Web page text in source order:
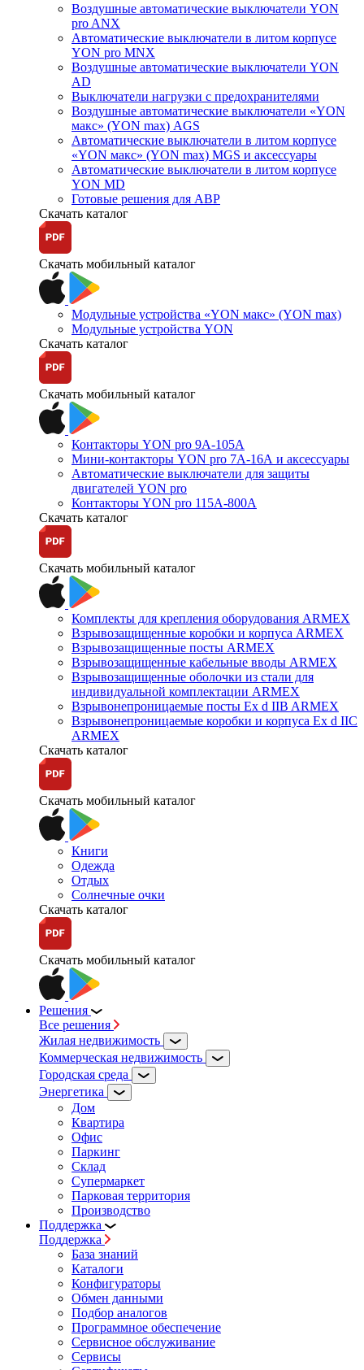
Воздушные автоматические выключатели YON
pro ANX
Автоматические выключатели в литом корпусе
YON pro MNX
Воздушные автоматические выключатели YON
AD
Выключатели нагрузки с предохранителями
Воздушные автоматические выключатели «YON
макс» (YON max) AGS
Автоматические выключатели в литом корпусе
«YON макс» (YON max) MGS и аксессуары
Автоматические выключатели в литом корпусе
YON MD
Готовые решения для АВР
Скачать каталог
Скачать мобильный каталог
Модульные устройства «YON макс» (YON max)
Модульные устройства YON
Скачать каталог
Скачать мобильный каталог
Контакторы YON pro 9А-105А
Мини-контакторы YON pro 7А-16А и аксессуары
Автоматические выключатели для защиты
двигателей YON pro
Контакторы YON pro 115А-800А
Скачать каталог
Скачать мобильный каталог
Комплекты для крепления оборудования ARMEX
Взрывозащищенные коробки и корпуса ARMEX
Взрывозащищенные посты ARMEX
Взрывозащищенные кабельные вводы ARMEX
Взрывозащищенные оболочки из стали для
индивидуальной комплектации ARMEX
Взрывонепроницаемые посты Ex d IIB ARMEX
Взрывонепроницаемые коробки и корпуса Ex d IIС
ARMEX
Скачать каталог
Скачать мобильный каталог
Книги
Одежда
Отдых
Солнечные очки
Скачать каталог
Скачать мобильный каталог
Решения
Все решения
Жилая недвижимость
Коммерческая недвижимость
Городская среда
Энергетика
Дом
Квартира
Офис
Паркинг
Склад
Супермаркет
Парковая территория
Производство
Поддержка
Поддержка
База знаний
Каталоги
Конфигураторы
Обмен данными
Подбор аналогов
Программное обеспечение
Сервисное обслуживание
Сервисы